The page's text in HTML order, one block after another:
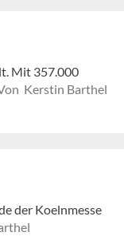
Mit 357.000
Kerstin Barthel
der Koelnmesse